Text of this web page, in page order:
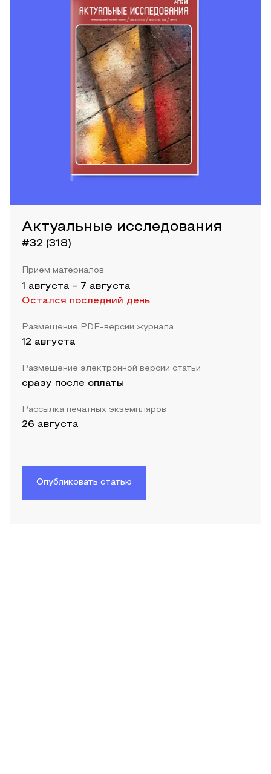
Актуальные исследования
#32 (318)
Прием материалов
1 августа - 7 августа
Остался последний день
Размещение PDF-версии журнала
12 августа
Размещение электронной версии статьи
сразу после оплаты
Рассылка печатных экземпляров
26 августа
Опубликовать статью